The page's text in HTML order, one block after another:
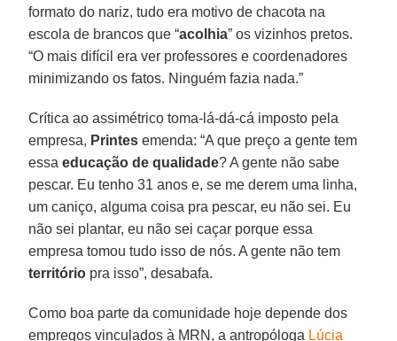
formato do nariz, tudo era motivo de chacota na
escola de brancos que “acolhia” os vizinhos pretos.
“O mais difícil era ver professores e coordenadores
minimizando os fatos. Ninguém fazia nada.”
Crítica ao assimétrico toma-lá-dá-cá imposto pela
empresa, Printes emenda: “A que preço a gente tem
essaeducação de qualidade? A gente não sabe
pescar. Eu tenho 31 anos e, se me derem uma linha,
um caniço, alguma coisa pra pescar, eu não sei. Eu
não sei plantar, eu não sei caçar porque essa
empresa tomou tudo isso de nós. A gente não tem
território pra isso”, desabafa.
Como boa parte da comunidade hoje depende dos
empregos vinculados à MRN, a antropóloga Lúcia